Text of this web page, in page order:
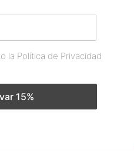
la Política de Privacidad
15%